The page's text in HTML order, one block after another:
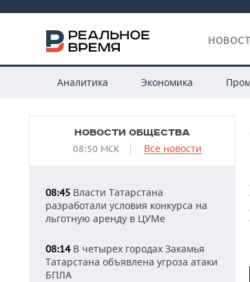
Аналитика Экономика
НОВОСТИ ОБЩЕСТВА
08:50 МСК Все новости
08:45 Власти Татарстана
разработали условия конкурса на
льготную аренду в ЦУМе
08:14В четырех городах Закамья
Татарстана объявлена угроза атаки
БПЛА